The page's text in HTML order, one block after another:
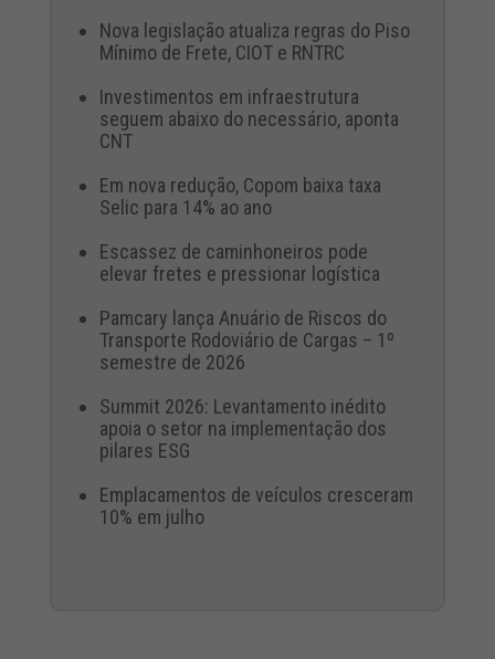
Nova legislação atualiza regras do Piso
Mínimo de Frete, CIOT e RNTRC
Investimentos em infraestrutura
seguem abaixo do necessário, aponta
CNT
Em nova redução, Copom baixa taxa
Selic para 14% ao ano
Escassez de caminhoneiros pode
elevar fretes e pressionar logística
Pamcary lança Anuário de Riscos do
Transporte Rodoviário de Cargas – 1º
semestre de 2026
Summit 2026: Levantamento inédito
apoia o setor na implementação dos
pilares ESG
Emplacamentos de veículos cresceram
10% em julho